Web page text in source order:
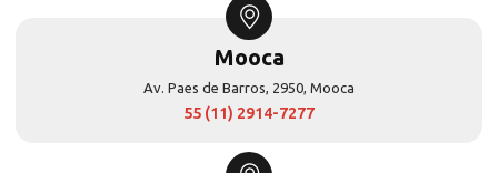
Mooca
Av. Paes de Barros, 2950, Mooca
55 (11) 2914-7277